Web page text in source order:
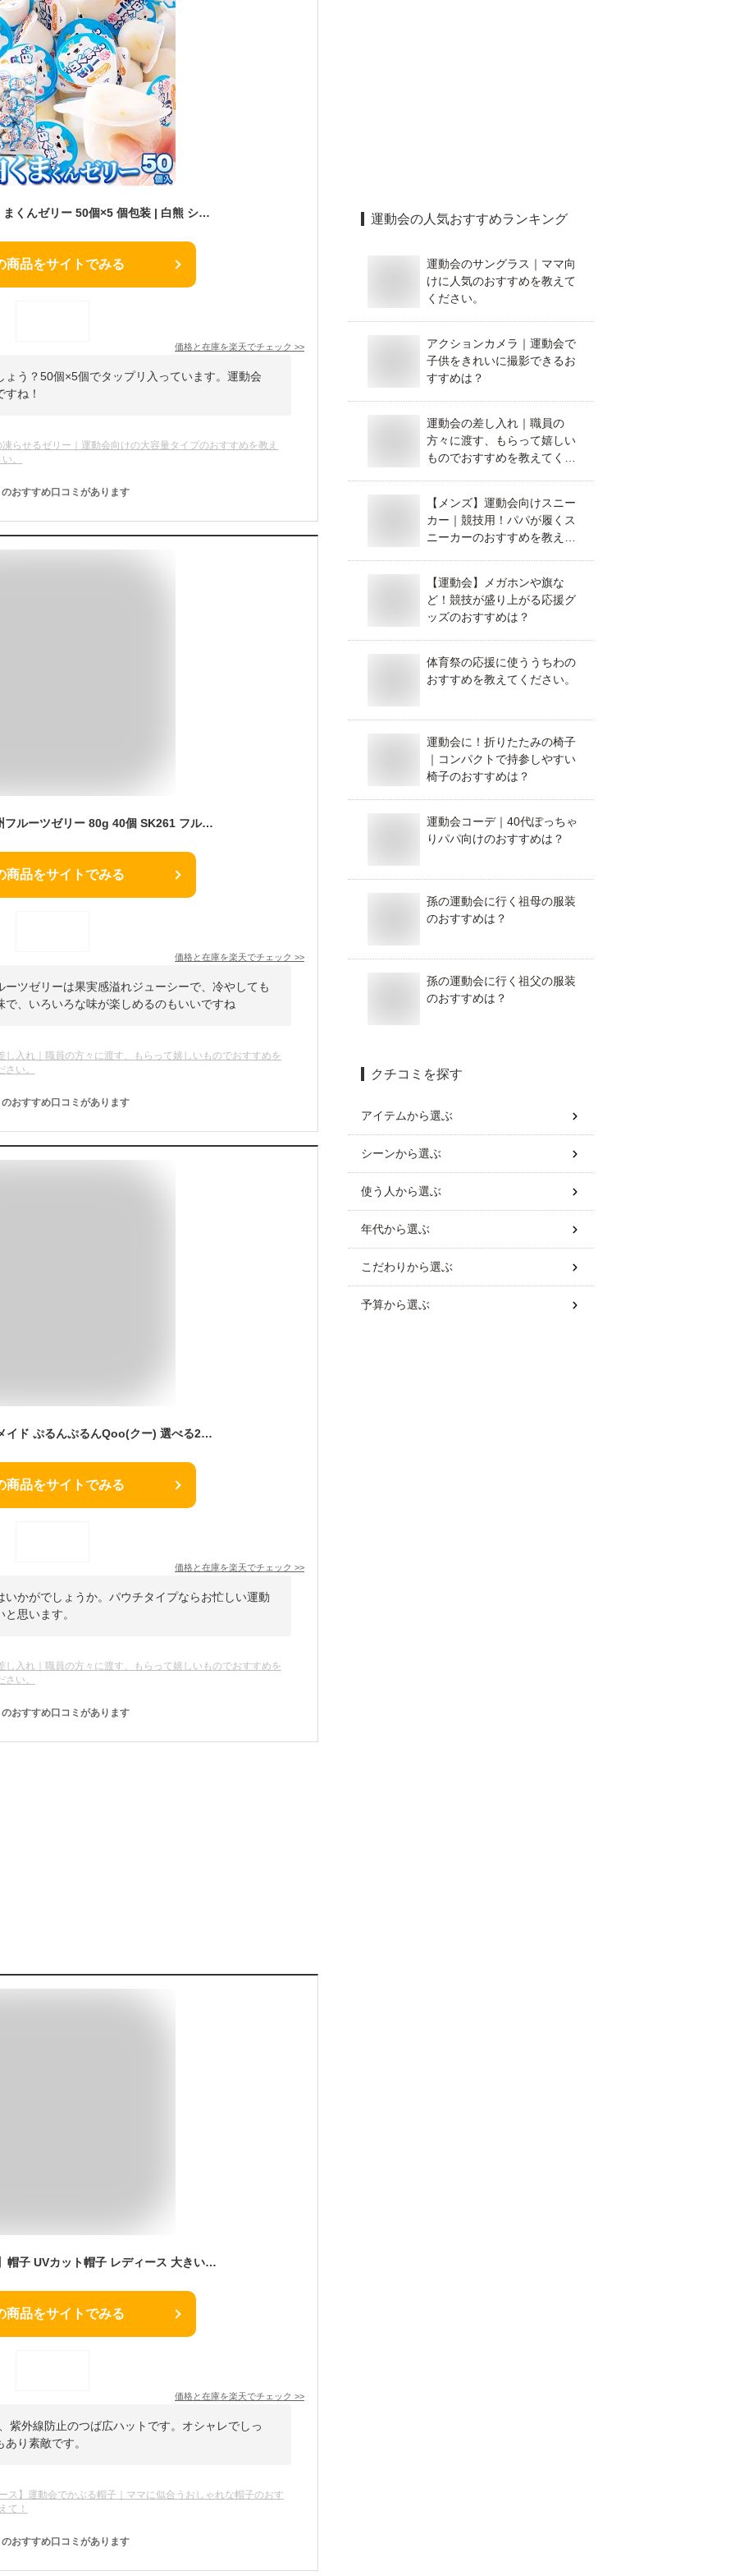
【送料無料】プチ白くまくんゼリー 50個×5 個包装 | 白熊 シロクマ しろくま ゼリー 練乳 一口サイズ ひとくち お菓子 おやつ スイーツ デザート 大容量 得用 お徳用 駄菓子 業務用 ホワイトデー ギフト プチギフト 食品 クリスマス 誕生日 お返し お礼 父の日 母の日
商品をサイトでみる
価格と在庫を楽天でチェック >>
う？50個×5個でタップリ入っています。運動会
ね！
らせるゼリー｜運動会向けの大容量タイプのおすすめを教え
。
のおすすめ口コミがあります
早割 母の日 2025 信州フルーツゼリー 80g 40個 SK261 フルーツゼリー ゼリー お取り寄せ 手土産 お祝い 詰め合わせ 内祝い お礼 ギフト 送料無料 プレゼント スイーツギフト 個包装 常温 お菓子 日持ち ばらまき お供え 洋菓子 スイーツ デザート
商品をサイトでみる
価格と在庫を楽天でチェック >>
ツゼリーは果実感溢れジューシーで、冷やしても
、いろいろな味が楽しめるのもいいですね
し入れ｜職員の方々に渡す、もらって嬉しいものでおすすめを
い。
のおすすめ口コミがあります
コカコーラ ミニッツメイド ぷるんぷるんQoo(クー) 選べる2ケースセット 125gパウチ×12(6×2)本入｜ 送料無料 ゼリー飲料 ゼリー りんご ぶどう もも みかん マスカット
商品をサイトでみる
価格と在庫を楽天でチェック >>
かがでしょうか。パウチタイプならお忙しい運動
思います。
し入れ｜職員の方々に渡す、もらって嬉しいものでおすすめを
い。
のおすすめ口コミがあります
【レビュー特典アリ!】帽子 UVカット帽子 レディース 大きいサイズ たためる つば広 帽子 レディース 完全遮光 接触冷感 紫外線対策グッズ 日除け帽子 熱中症対策グッズ 暑さ対策 バケハ あご紐 日焼け防止 帽子 誕生日 プレゼント 女性 uvケア 日よけ 帽子 黒
商品をサイトでみる
価格と在庫を楽天でチェック >>
紫外線防止のつば広ハットです。オシャレでしっ
り素敵です。
ス】運動会でかぶる帽子｜ママに似合うおしゃれな帽子のおす
て！
のおすすめ口コミがあります
運動会の人気おすすめランキング
運動会のサングラス｜ママ向
けに人気のおすすめを教えて
ください。
アクションカメラ｜運動会で
子供をきれいに撮影できるお
すすめは？
運動会の差し入れ｜職員の
方々に渡す、もらって嬉しい
ものでおすすめを教えてくだ
【メンズ】運動会向けスニー
カー｜競技用！パパが履くス
ニーカーのおすすめを教え
【運動会】メガホンや旗な
ど！競技が盛り上がる応援グ
ッズのおすすめは？
体育祭の応援に使ううちわの
おすすめを教えてください。
運動会に！折りたたみの椅子
｜コンパクトで持参しやすい
椅子のおすすめは？
運動会コーデ｜40代ぽっちゃ
りパパ向けのおすすめは？
孫の運動会に行く祖母の服装
のおすすめは？
孫の運動会に行く祖父の服装
のおすすめは？
クチコミを探す
アイテムから選ぶ
シーンから選ぶ
使う人から選ぶ
年代から選ぶ
こだわりから選ぶ
予算から選ぶ